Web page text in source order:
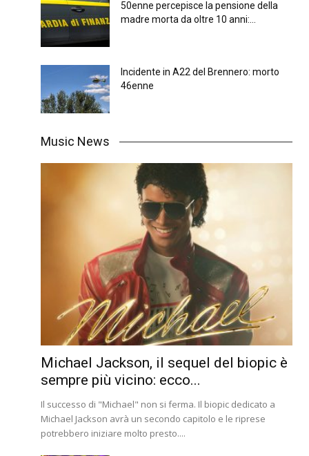
50enne percepisce la pensione della
madre morta da oltre 10 anni:...
Incidente in A22 del Brennero: morto
46enne
Music News
Michael Jackson, il sequel del biopic è
sempre più vicino: ecco...
Il successo di "Michael" non si ferma. Il biopic dedicato a
Michael Jackson avrà un secondo capitolo e le riprese
potrebbero iniziare molto presto....